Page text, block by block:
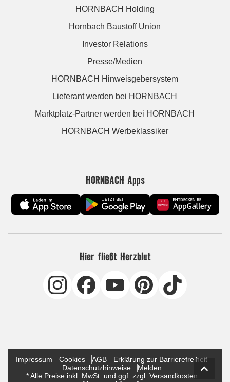
HORNBACH Holding
Hornbach Baustoff Union
Investor Relations
Presse/Medien
HORNBACH Hinweisgebersystem
Lieferant werden bei HORNBACH
Marktplatz-Partner werden bei HORNBACH
HORNBACH Werbeklassiker
HORNBACH Apps
Hier fließt Herzblut
Impressum Cookies AGB
Erklärung zur Barrierefreiheit
Datenschutzhinweise
Melden
* Alle Preise inkl. MwSt. und ggf. zzgl. Versandkosten